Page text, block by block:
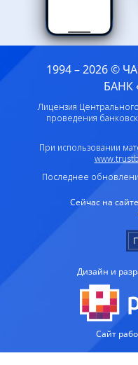
1994 – 2026 ©
БАНК
Лицензия
проведения
При использовании
Последнее
Сейчас на
Дизайн и
Сайт